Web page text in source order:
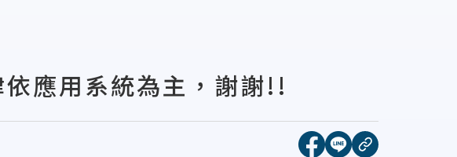
應用系統為主，謝謝!!
[另開新視窗]分享到
[另開新視窗]分享
複製連結